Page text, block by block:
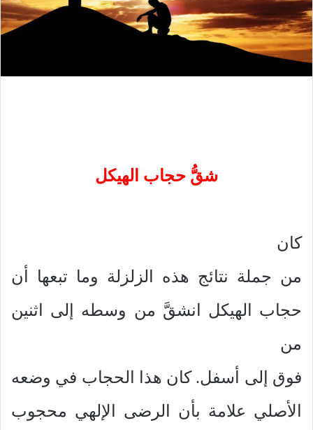
شقُّ حجاب الهيكل
كان
من جملة نتائج هذه الزلزلة وما تبعها أن
حجاب الهيكل انشقَّ من وسطه إلى اثنين
من
فوق إلى أسفل. كان هذا الحجاب في وضعه
الأصلي علامة بأن الرضى الإلهي محجوب